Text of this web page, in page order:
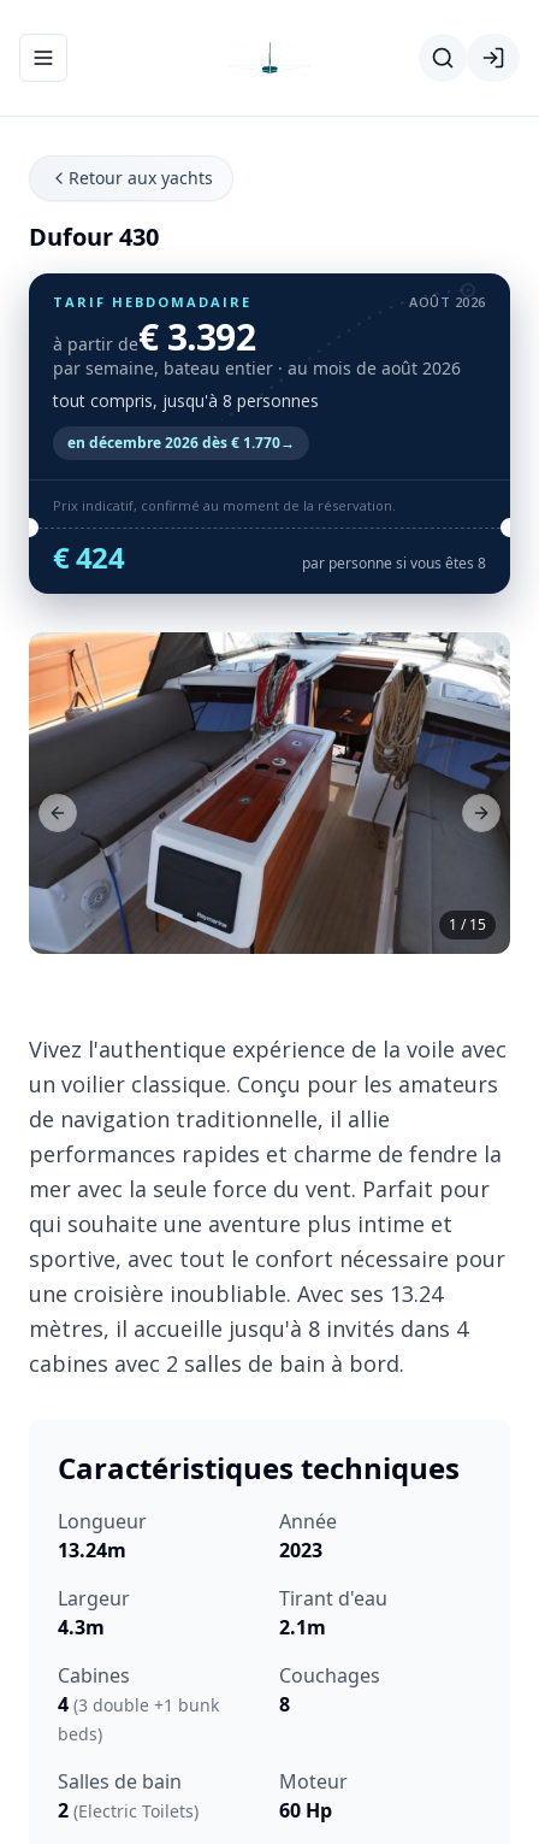
Ouvrir/fermer le menu de navigation
Retour aux yachts
Dufour 430
TARIF HEBDOMADAIRE AOÛT 2026
à partir de€ 3.392
par semaine, bateau entier · au mois de août 2026
tout compris, jusqu'à 8 personnes
en décembre 2026 dès € 1.770→
Prix indicatif, confirmé au moment de la réservation.
€ 424 par personne si vous êtes 8
1 / 15
Previous Slide Next
Vivez l'authentique expérience de la voile avec
un voilier classique. Conçu pour les amateurs
de navigation traditionnelle, il allie
performances rapides et charme de fendre la
mer avec la seule force du vent. Parfait pour
qui souhaite une aventure plus intime et
sportive, avec tout le confort nécessaire pour
une croisière inoubliable. Avec ses 13.24
mètres, il accueille jusqu'à 8 invités dans 4
cabines avec 2 salles de bain à bord.
Caractéristiques techniques
Longueur
13.24m
Année
2023
Largeur
4.3m
Tirant d'eau
2.1m
Cabines
4 (3 double +1 bunk
beds)
Couchages
8
Salles de bain
2 (Electric Toilets)
Moteur
60 Hp